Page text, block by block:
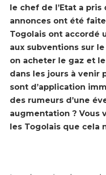
le chef de l’Etat a
annonces ont été
Togolais ont accordé
aux subventions sur
on acheter le gaz et
dans les jours à venir
sont d’application
des rumeurs d’une
augmentation ? Vous
les Togolais que cela